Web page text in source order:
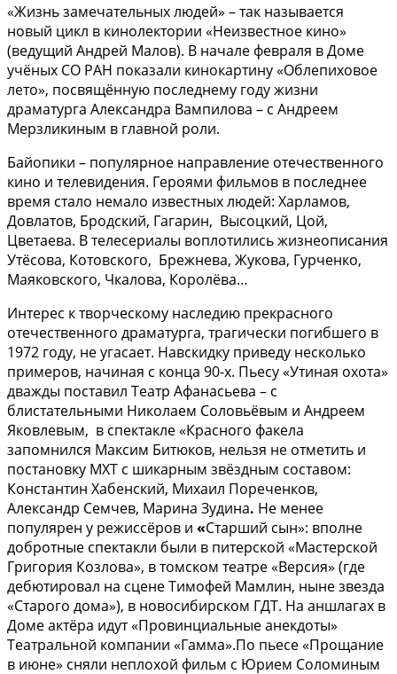
«Жизнь замечательных людей» – так называется
новый цикл в кинолектории «Неизвестное кино»
(ведущий Андрей Малов). В начале февраля в Доме
учёных СО РАН показали кинокартину «Облепиховое
лето», посвящённую последнему году жизни
драматурга Александра Вампилова – с Андреем
Мерзликиным в главной роли.
Байопики – популярное направление отечественного
кино и телевидения. Героями фильмов в последнее
время стало немало известных людей: Харламов,
Довлатов, Бродский, Гагарин, Высоцкий, Цой,
Цветаева. В телесериалы воплотились жизнеописания
Утёсова, Котовского, Брежнева, Жукова, Гурченко,
Маяковского, Чкалова, Королёва…
Интерес к творческому наследию прекрасного
отечественного драматурга, трагически погибшего в
1972 году, не угасает. Навскидку приведу несколько
примеров, начиная с конца 90-х. Пьесу «Утиная охота»
дважды поставил Театр Афанасьева – с
блистательными Николаем Соловьёвым и Андреем
Яковлевым, в спектакле «Красного факела
запомнился Максим Битюков, нельзя не отметить и
постановку МХТ с шикарным звёздным составом:
Константин Хабенский, Михаил Пореченков,
Александр Семчев, Марина Зудина. Не менее
популярен у режиссёров и «Старший сын»: вполне
добротные спектакли были в питерской «Мастерской
Григория Козлова», в томском театре «Версия» (где
дебютировал на сцене Тимофей Мамлин, ныне звезда
«Старого дома»), в новосибирском ГДТ. На аншлагах в
Доме актёра идут «Провинциальные анекдоты»
Театральной компании «Гамма».По пьесе «Прощание
в июне» сняли неплохой фильм с Юрием Соломиным